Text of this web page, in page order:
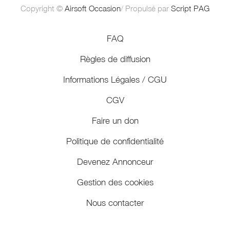
Copyright © Airsoft Occasion/ Propulsé par Script PAG
FAQ
Règles de diffusion
Informations Légales / CGU
CGV
Faire un don
Politique de confidentialité
Devenez Annonceur
Gestion des cookies
Nous contacter